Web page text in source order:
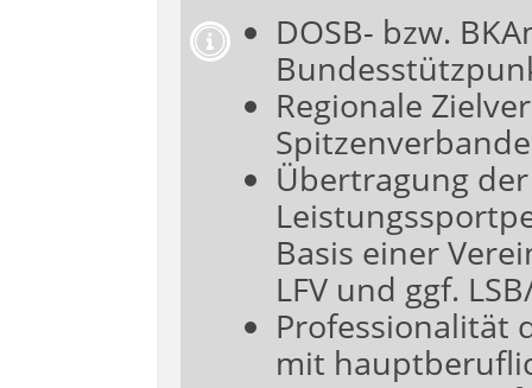
DOSB- bzw.
Regionale
Übertragung
Basis einer
LFV und ggf.
Professionalität
mit